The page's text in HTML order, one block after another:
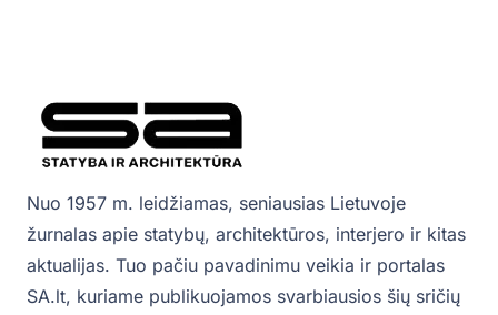
Nuo 1957 m. leidžiamas, seniausias Lietuvoje
žurnalas apie statybų, architektūros, interjero ir kitas
aktualijas. Tuo pačiu pavadinimu veikia ir portalas
SA.lt, kuriame publikuojamos svarbiausios šių sričių